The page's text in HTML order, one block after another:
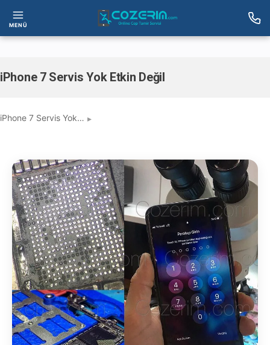
MENÜ
iPhone 7 Servis Yok Etkin Değil
iPhone 7 Servis Yok…